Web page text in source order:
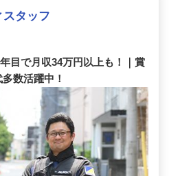
タッフ
目で月収34万円以上も！｜賞
数活躍中！